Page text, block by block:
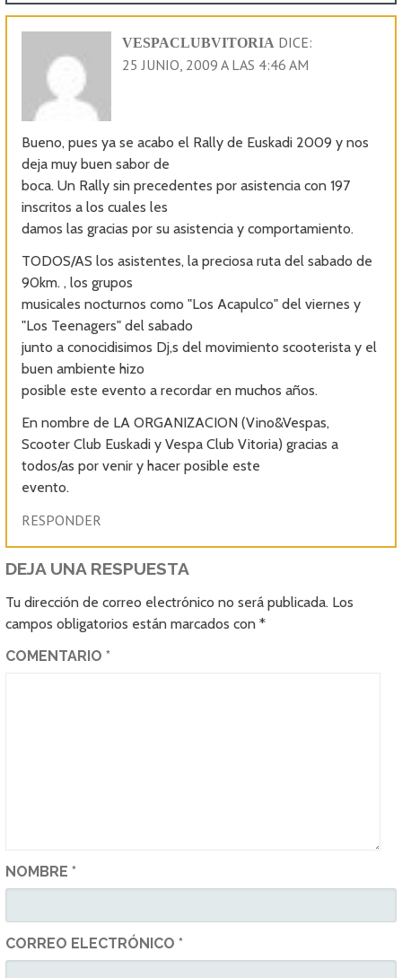
VESPACLUBVITORIA DICE:
25 JUNIO, 2009 A LAS 4:46 AM
Bueno, pues ya se acabo el Rally de Euskadi 2009 y nos
deja muy buen sabor de
boca. Un Rally sin precedentes por asistencia con 197
inscritos a los cuales les
damos las gracias por su asistencia y comportamiento.
TODOS/AS los asistentes, la preciosa ruta del sabado de
90km. , los grupos
musicales nocturnos como "Los Acapulco" del viernes y
"Los Teenagers" del sabado
junto a conocidisimos Dj,s del movimiento scooterista y el
buen ambiente hizo
posible este evento a recordar en muchos años.
En nombre de LA ORGANIZACION (Vino&Vespas,
Scooter Club Euskadi y Vespa Club Vitoria) gracias a
todos/as por venir y hacer posible este
evento.
RESPONDER
DEJA UNA RESPUESTA
Tu dirección de correo electrónico no será publicada. Los
campos obligatorios están marcados con*
COMENTARIO*
NOMBRE*
CORREO ELECTRÓNICO*